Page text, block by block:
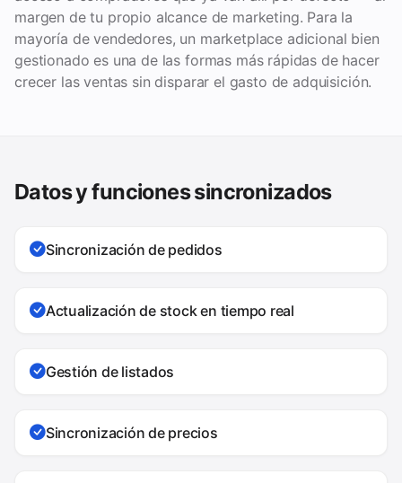
margen de tu propio alcance de marketing. Para la
mayoría de vendedores, un marketplace adicional bien
gestionado es una de las formas más rápidas de hacer
crecer las ventas sin disparar el gasto de adquisición.
Datos y funciones sincronizados
Sincronización de pedidos
Actualización de stock en tiempo real
Gestión de listados
Sincronización de precios